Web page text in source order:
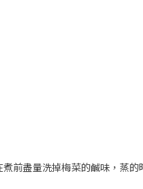
前盡量洗掉梅菜的鹹味，蒸